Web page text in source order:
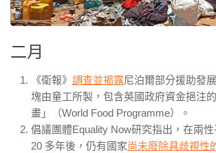
二月
《衛報》 調查並揭露尼泊爾部分援助發
塊由童工所製，包含英國政府資金挹注
畫」（World Food Programme）。
倡議團體Equality Now研究指出，在兩
20 多年後，仍有國家尚未廢除具歧視性